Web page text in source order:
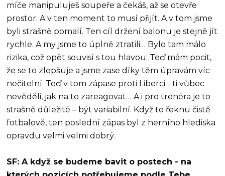
míče manipuluješ soupeře a čekáš, až se otevře
prostor. A v ten moment to musí přijít. A v tom jsme
byli strašně pomalí. Ten cíl držení balonu je stejně jít
rychle. A my jsme to úplně ztratili… Bylo tam málo
rizika, což opět souvisí s tou hlavou. Teď mám pocit,
že se to zlepšuje a jsme zase díky těm úpravám víc
nečitelní. Teď v tom zápase proti Liberci - ti vůbec
nevěděli, jak na to zareagovat… A i pro trenéra je to
strašně důležité – být variabilní. Když to řeknu čistě
fotbalově, ten poslední zápas byl z herního hlediska
opravdu velmi velmi dobrý.
SF: A když se budeme bavit o postech - na